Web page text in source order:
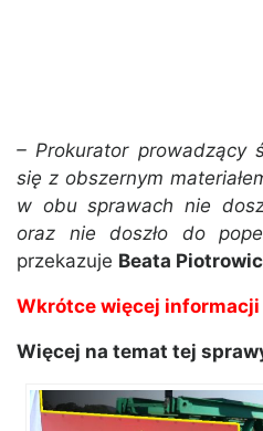
– Prokurator prowadzący
się z obszernym
w obu sprawach nie
oraz nie doszło do
przekazuje Beata
Wkrótce więcej informacji
Więcej na temat tej